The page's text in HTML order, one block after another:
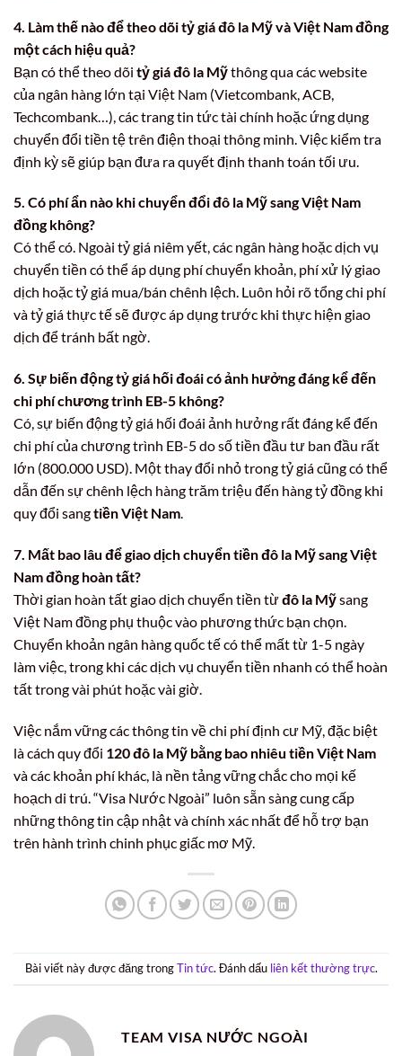
4. Làm thế nào để theo dõi tỷ giá đô la Mỹ và Việt Nam đồng
một cách hiệu quả?
Bạn có thể theo dõi tỷ giá đô la Mỹthông qua các website
của ngân hàng lớn tại Việt Nam (Vietcombank, ACB,
Techcombank…), các trang tin tức tài chính hoặc ứng dụng
chuyển đổi tiền tệ trên điện thoại thông minh. Việc kiểm tra
định kỳ sẽ giúp bạn đưa ra quyết định thanh toán tối ưu.
5. Có phí ẩn nào khi chuyển đổi đô la Mỹ sang Việt Nam
đồng không?
Có thể có. Ngoài tỷ giá niêm yết, các ngân hàng hoặc dịch vụ
chuyển tiền có thể áp dụng phí chuyển khoản, phí xử lý giao
dịch hoặc tỷ giá mua/bán chênh lệch. Luôn hỏi rõ tổng chi phí
và tỷ giá thực tế sẽ được áp dụng trước khi thực hiện giao
dịch để tránh bất ngờ.
6. Sự biến động tỷ giá hối đoái có ảnh hưởng đáng kể đến
chi phí chương trình EB-5 không?
Có, sự biến động tỷ giá hối đoái ảnh hưởng rất đáng kể đến
chi phí của chương trình EB-5 do số tiền đầu tư ban đầu rất
lớn (800.000 USD). Một thay đổi nhỏ trong tỷ giá cũng có thể
dẫn đến sự chênh lệch hàng trăm triệu đến hàng tỷ đồng khi
quy đổi sangtiền Việt Nam.
7. Mất bao lâu để giao dịch chuyển tiền đô la Mỹ sang Việt
Nam đồng hoàn tất?
Thời gian hoàn tất giao dịch chuyển tiền từđô la Mỹsang
Việt Nam đồng phụ thuộc vào phương thức bạn chọn.
Chuyển khoản ngân hàng quốc tế có thể mất từ 1-5 ngày
làm việc, trong khi các dịch vụ chuyển tiền nhanh có thể hoàn
tất trong vài phút hoặc vài giờ.
Việc nắm vững các thông tin về chi phí định cư Mỹ, đặc biệt
là cách quy đổi 120 đô la Mỹ bằng bao nhiêu tiền Việt Nam
và các khoản phí khác, là nền tảng vững chắc cho mọi kế
hoạch di trú. “Visa Nước Ngoài” luôn sẵn sàng cung cấp
những thông tin cập nhật và chính xác nhất để hỗ trợ bạn
trên hành trình chinh phục giấc mơ Mỹ.
Bài viết này được đăng trongTin tức. Đánh dấu liên kết thường trực.
TEAM VISA NƯỚC NGOÀI